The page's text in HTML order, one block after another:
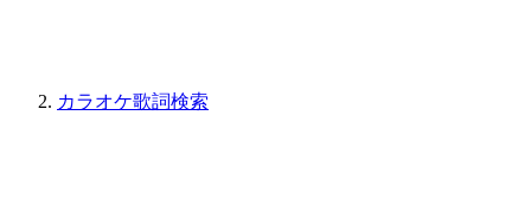
カラオケ歌詞検索